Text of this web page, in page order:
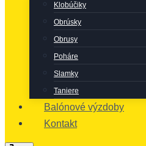
Klobúčiky
Obrúsky
Obrusy
Poháre
Slamky
Taniere
Balónové výzdoby
Kontakt